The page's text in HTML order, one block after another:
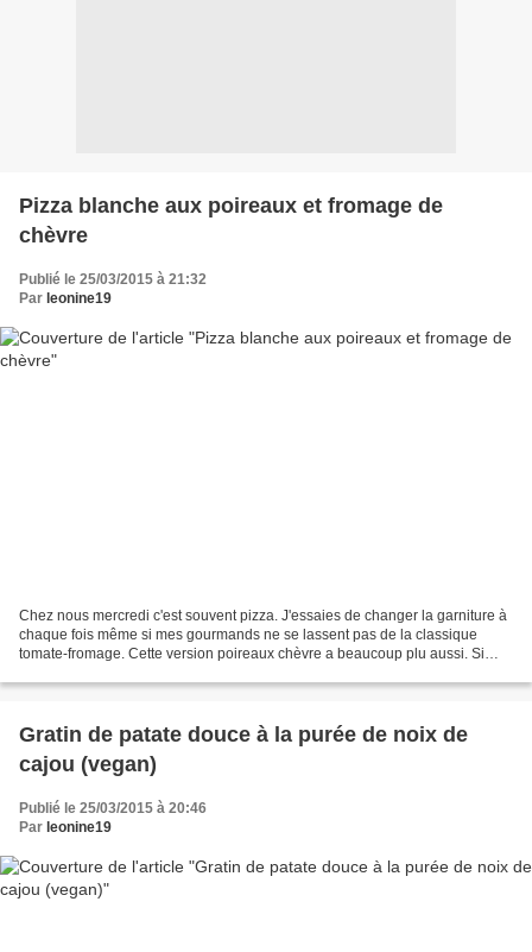
Pizza blanche aux poireaux et fromage de
chèvre
Publié le 25/03/2015 à 21:32
Par leonine19
Chez nous mercredi c'est souvent pizza. J'essaies de changer la garniture à
chaque fois même si mes gourmands ne se lassent pas de la classique
tomate-fromage. Cette version poireaux chèvre a beaucoup plu aussi. Si
Gratin de patate douce à la purée de noix de
cajou (vegan)
Publié le 25/03/2015 à 20:46
Par leonine19